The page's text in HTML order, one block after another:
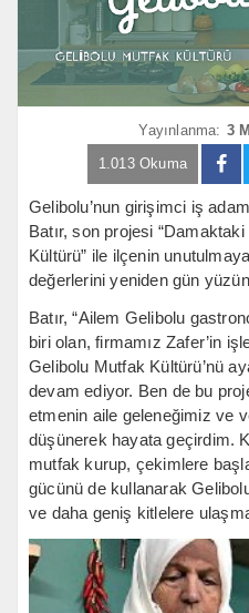
Yayınlanma: 3
1.013 Okuma
Gelibolu’nun girişimci iş
Batır, son projesi
Kültürü” ile ilçenin
değerlerini yeniden gün
Batır, “Ailem Gelibolu
biri olan, firmamız Zafer’in
Gelibolu Mutfak Kültürü’nü
devam ediyor. Ben de bu
etmenin aile geleneğimiz ve
düşünerek hayata geçirdim.
mutfak kurup, çekimlere
gücünü de kullanarak
ve daha geniş kitlelere